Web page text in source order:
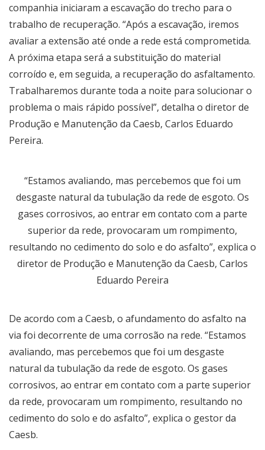
companhia iniciaram a escavação do trecho para o
trabalho de recuperação. “Após a escavação, iremos
avaliar a extensão até onde a rede está comprometida.
A próxima etapa será a substituição do material
corroído e, em seguida, a recuperação do asfaltamento.
Trabalharemos durante toda a noite para solucionar o
problema o mais rápido possível”, detalha o diretor de
Produção e Manutenção da Caesb, Carlos Eduardo
Pereira.
“Estamos avaliando, mas percebemos que foi um
desgaste natural da tubulação da rede de esgoto. Os
gases corrosivos, ao entrar em contato com a parte
superior da rede, provocaram um rompimento,
resultando no cedimento do solo e do asfalto”, explica o
diretor de Produção e Manutenção da Caesb, Carlos
Eduardo Pereira
De acordo com a Caesb, o afundamento do asfalto na
via foi decorrente de uma corrosão na rede. “Estamos
avaliando, mas percebemos que foi um desgaste
natural da tubulação da rede de esgoto. Os gases
corrosivos, ao entrar em contato com a parte superior
da rede, provocaram um rompimento, resultando no
cedimento do solo e do asfalto”, explica o gestor da
Caesb.